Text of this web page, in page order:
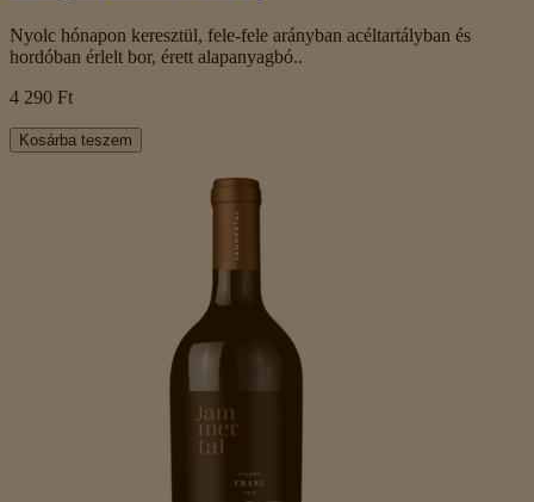
Nyolc hónapon keresztül, fele-fele arányban acéltartályban és
hordóban érlelt bor, érett alapanyagbó..
4 290 Ft
Kosárba teszem